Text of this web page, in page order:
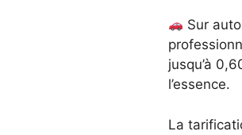
Sur
jusqu’à
l’essence.
La